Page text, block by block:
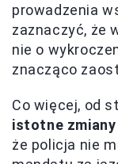
prowadzenia
zaznaczyć, że
nie o
znacząco
Co więcej, od
istotne
że policja nie